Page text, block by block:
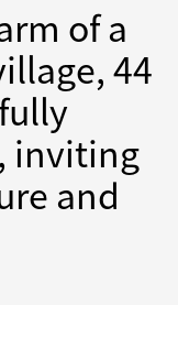
of a
44
inviting
and